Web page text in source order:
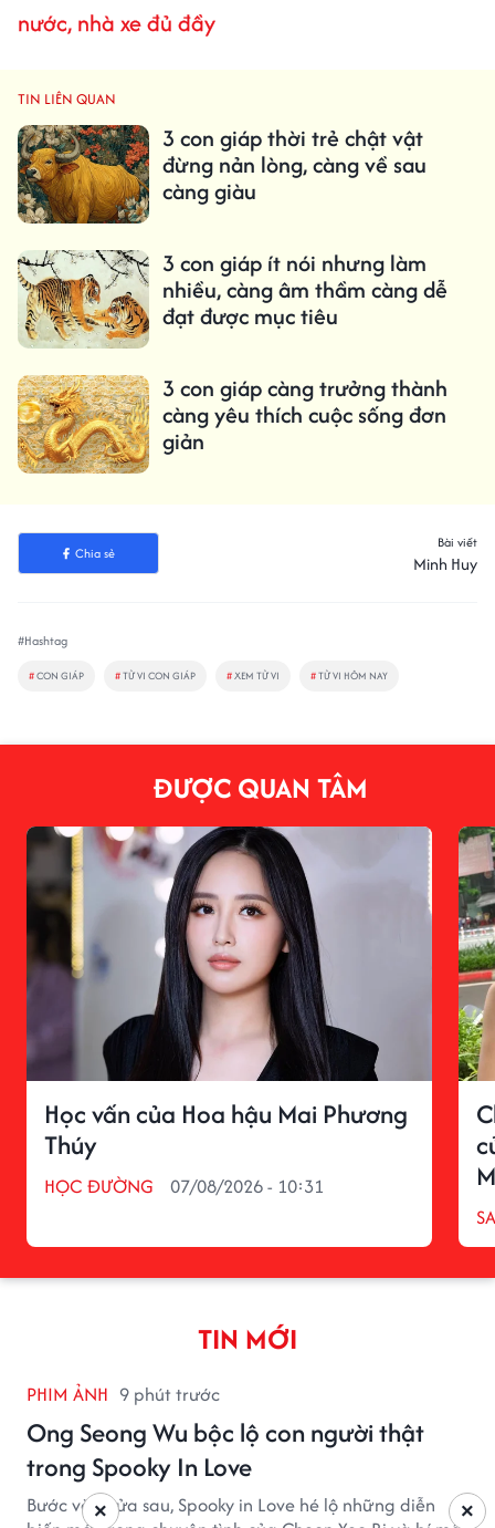
nước, nhà xe đủ đầy
TIN LIÊN QUAN
3 con giáp thời trẻ chật vật
đừng nản lòng, càng về sau
càng giàu
3 con giáp ít nói nhưng làm
nhiều, càng âm thầm càng dễ
đạt được mục tiêu
3 con giáp càng trưởng thành
càng yêu thích cuộc sống đơn
giản
Chia sẻ
Bài viết
Minh Huy
#Hashtag
#CON GIÁP #TỬ VI CON GIÁP #XEM TỬ VI #TỬ VI HÔM NAY
ĐƯỢC QUAN TÂM
Học vấn của Hoa hậu Mai Phương
Thúy
HỌC ĐƯỜNG 07/08/2026 - 10:31
TIN MỚI
PHIM ẢNH 9 phút trước
Ong Seong Wu bộc lộ con người thật
trong Spooky In Love
Bước vào nửa sau, Spooky in Love hé lộ những diễn
×
×